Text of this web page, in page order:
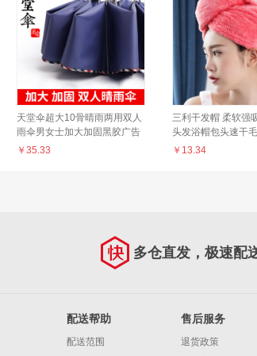
天堂伞超大10骨晴雨两用双人
雨伞男女士加大加固黑胶广告
伞定制logo防暴雨三折叠伞学
￥ 35.33
三利干发帽 柔软强
头发浴帽包头速干
红
￥ 13.34
多仓直发，极速配
配送帮助
配送范围
售后服务
退货政策